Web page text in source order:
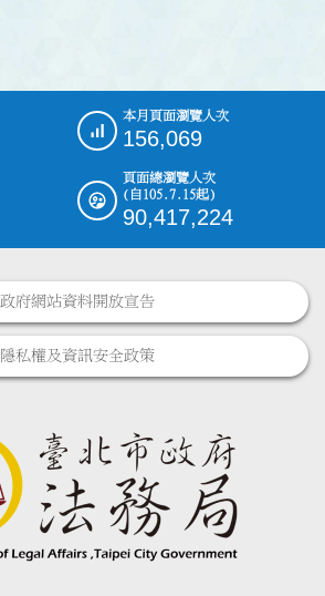
本月頁面瀏覽人次
156,069
頁面總瀏覽人次
(自105.7.15起)
90,417,224
政府網站資料開放宣告
隱私權及資訊安全政策